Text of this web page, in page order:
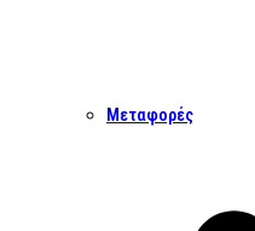
Μεταφορές